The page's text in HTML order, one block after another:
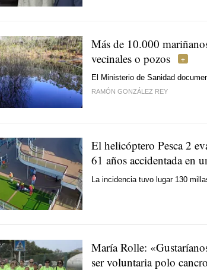
Más de 10.000
vecinales o pozos
El Ministerio de Sanidad
RAMÓN GONZÁLEZ REY
El helicóptero Pesca 2
61 años accidentada en
La incidencia tuvo lugar 130
María Rolle:
ser voluntaria polo